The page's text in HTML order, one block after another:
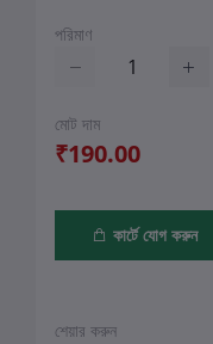
পরিমাণ
মোট দাম
₹190.00
কার্টে যোগ করুন
শেয়ার করুন